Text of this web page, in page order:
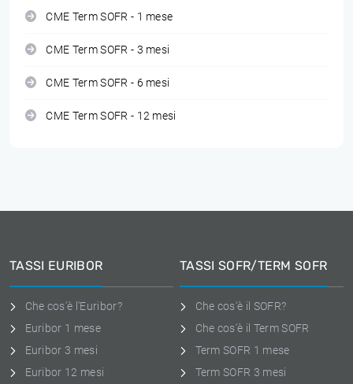
CME Term SOFR - 1 mese
CME Term SOFR - 3 mesi
CME Term SOFR - 6 mesi
CME Term SOFR - 12 mesi
TASSI EURIBOR
Che cos'è l'Euribor?
Euribor 1 mese
Euribor 3 mesi
Euribor 12 mesi
TASSI SOFR/TERM SOFR
Che cos'è il SOFR?
Che cos'è il Term SOFR
Term SOFR 1 mese
Term SOFR 3 mesi